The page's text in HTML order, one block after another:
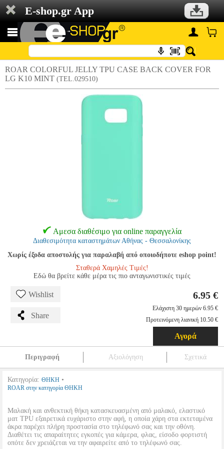
E-shop.gr App
ROAR COLORFUL JELLY TPU CASE BACK COVER FOR
LG K10 MINT (TEL.029510)
Αμεσα διαθέσιμο για online παραγγελία
Διαθεσιμότητα καταστημάτων Αθήνας - Θεσσαλονίκης
Χωρίς έξοδα αποστολής για παραλαβή από οποιοδήποτε eshop point!
Σταθερά Χαμηλές Τιμές!
Εδώ θα βρείτε κάθε μέρα τις πιο ανταγωνιστικές τιμές
Wishlist
Share
6.95 €
Ελάχιστη 30 ημερών 6.95 €
Προτεινόμενη λιανική 10.50 €
Αγορά
Περιγραφή Αξιολόγηση Σχετικά
Κατηγορία: ΘΗΚΗ •
ROAR στην κατηγορία ΘΗΚΗ
Μαλακή και ανθεκτική θήκη κατασκευασμένη από μαλακό, ελαστικό
ματ TPU εξαιρετικά ευχάριστο στην αφή, η οποία χάρη στα εκτεταμένα
άκρα παρέχει πλήρη προστασία στο τηλέφωνό σας και την οθόνη.
Διαθέτει τις απαραίτητες εγκοπές για κάμερα, φλας, είσοδο φορτιστή
οπότε δεν χρειάζεται να την αφαιρείτε από το τηλέφωνό σας.